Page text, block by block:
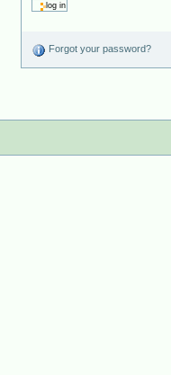
Forgot your password?